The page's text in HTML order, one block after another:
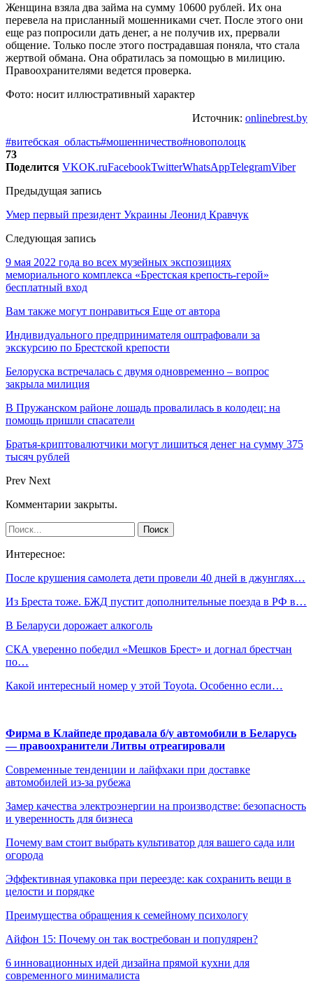
Женщина взяла два займа на сумму 10600 рублей. Их она
перевела на присланный мошенниками счет. После этого они
еще раз попросили дать денег, а не получив их, прервали
общение. Только после этого пострадавшая поняла, что стала
жертвой обмана. Она обратилась за помощью в милицию.
Правоохранителями ведется проверка.
Фото: носит иллюстративный характер
Источник: onlinebrest.by
#витебская_область#мошенничество#новополоцк
73
Поделится VKOK.ruFacebookTwitterWhatsAppTelegramViber
Предыдущая запись
Умер первый президент Украины Леонид Кравчук
Следующая запись
9 мая 2022 года во всех музейных экспозициях
мемориального комплекса «Брестская крепость-герой»
бесплатный вход
Вам также могут понравиться Еще от автора
Индивидуального предпринимателя оштрафовали за
экскурсию по Брестской крепости
Белоруска встречалась с двумя одновременно – вопрос
закрыла милиция
В Пружанском районе лошадь провалилась в колодец: на
помощь пришли спасатели
Братья-криптовалютчики могут лишиться денег на сумму 375
тысяч рублей
Prev Next
Комментарии закрыты.
Интересное:
После крушения самолета дети провели 40 дней в джунглях…
Из Бреста тоже. БЖД пустит дополнительные поезда в РФ в…
В Беларуси дорожает алкоголь
СКА уверенно победил «Мешков Брест» и догнал брестчан
по…
Какой интересный номер у этой Toyota. Особенно если…
Фирма в Клайпеде продавала б/у автомобили в Беларусь
— правоохранители Литвы отреагировали
Современные тенденции и лайфхаки при доставке
автомобилей из-за рубежа
Замер качества электроэнергии на производстве: безопасность
и уверенность для бизнеса
Почему вам стоит выбрать культиватор для вашего сада или
огорода
Эффективная упаковка при переезде: как сохранить вещи в
целости и порядке
Преимущества обращения к семейному психологу
Айфон 15: Почему он так востребован и популярен?
6 инновационных идей дизайна прямой кухни для
современного минималиста